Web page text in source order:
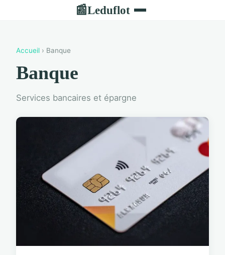
📰Leduflot
Accueil › Banque
Banque
Services bancaires et épargne